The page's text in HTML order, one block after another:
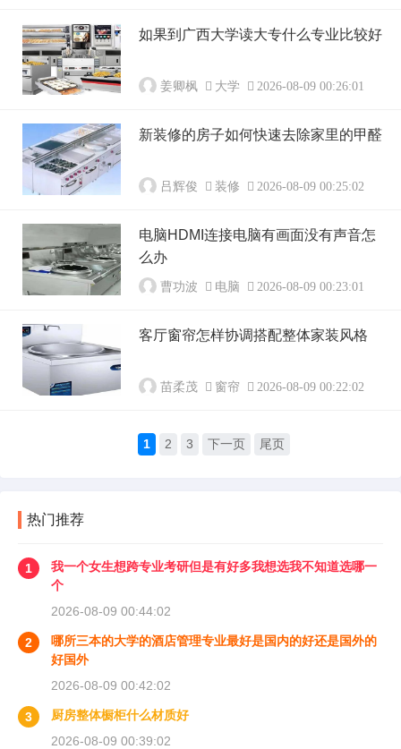
如果到广西大学读大专什么专业比较好
姜卿枫 大学 2026-08-09 00:26:01
新装修的房子如何快速去除家里的甲醛
吕辉俊 装修 2026-08-09 00:25:02
电脑HDMI连接电脑有画面没有声音怎
么办
曹功波 电脑 2026-08-09 00:23:01
客厅窗帘怎样协调搭配整体家装风格
苗柔茂 窗帘 2026-08-09 00:22:02
1 2 3 下一页 尾页
热门推荐
1
我一个女生想跨专业考研但是有好多我想选我不知道选哪一
个
2026-08-09 00:44:02
2
哪所三本的大学的酒店管理专业最好是国内的好还是国外的
好国外
2026-08-09 00:42:02
3
厨房整体橱柜什么材质好
2026-08-09 00:39:02